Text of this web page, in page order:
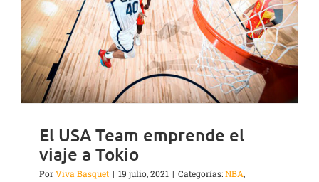
El USA Team emprende el
viaje a Tokio
PorViva Basquet | 19 julio, 2021 | Categorías:NBA,